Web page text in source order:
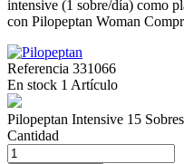
intensive (1 sobre/día) como
con Pilopeptan Woman
Referencia 331066
En stock 1 Artículo
Pilopeptan Intensive 15
Cantidad